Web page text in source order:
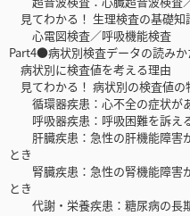
見てわかる！ 生理検査の基礎知
心電図検査／呼吸機能検査
Part4●病状別検査データの読みか
病状別に検査値を考える理由
見てわかる！ 病状別の検査値の
循環器疾患：心不全の症状が
呼吸器疾患：呼吸困難を訴え
肝臓疾患：急性の肝機能障害
とき
腎臓疾患：急性の腎機能障害
とき
代謝・栄養疾患：糖尿病の長